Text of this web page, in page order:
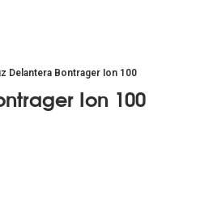
Delantera Bontrager Ion 100
Ion 100